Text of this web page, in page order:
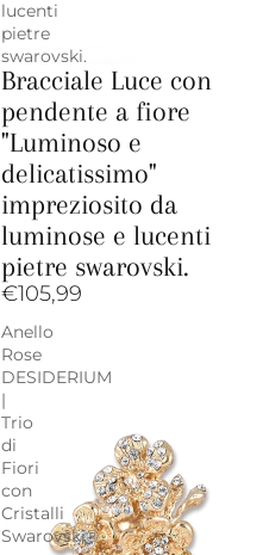
lucenti
pietre
swarovski.
Bracciale Luce con
pendente a fiore
"Luminoso e
delicatissimo"
impreziosito da
luminose e lucenti
pietre swarovski.
€105,99
Anello
Rose
DESIDERIUM
|
Trio
di
Fiori
con
Cristalli
Swarovski®